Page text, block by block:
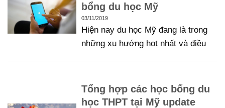
bổng du học Mỹ
03/11/2019
Hiện nay du học Mỹ đang là trong
những xu hướng hot nhất và điều
Tổng hợp các học bổng du
học THPT tại Mỹ update